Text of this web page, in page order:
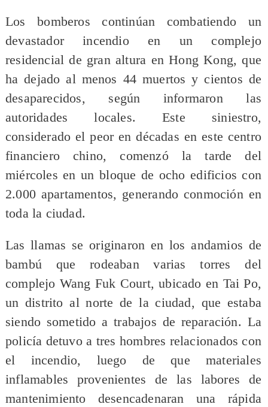
Los bomberos continúan combatiendo un
devastador incendio en un complejo
residencial de gran altura en Hong Kong, que
ha dejado al menos 44 muertos y cientos de
desaparecidos, según informaron las
autoridades locales. Este siniestro,
considerado el peor en décadas en este centro
financiero chino, comenzó la tarde del
miércoles en un bloque de ocho edificios con
2.000 apartamentos, generando conmoción en
toda la ciudad.
Las llamas se originaron en los andamios de
bambú que rodeaban varias torres del
complejo Wang Fuk Court, ubicado en Tai Po,
un distrito al norte de la ciudad, que estaba
siendo sometido a trabajos de reparación. La
policía detuvo a tres hombres relacionados con
el incendio, luego de que materiales
inflamables provenientes de las labores de
mantenimiento desencadenaran una rápida